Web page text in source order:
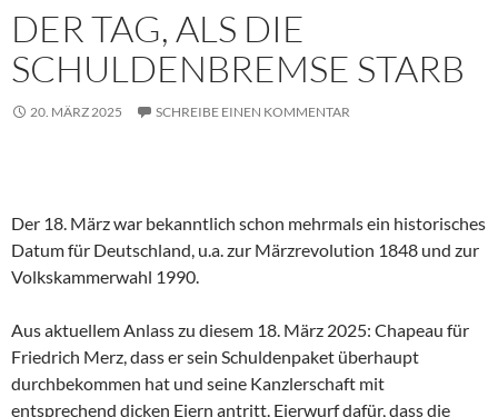
DER TAG, ALS DIE
SCHULDENBREMSE STARB
20. MÄRZ 2025 SCHREIBE EINEN KOMMENTAR
Der 18. März war bekanntlich schon mehrmals ein historisches
Datum für Deutschland, u.a. zur Märzrevolution 1848 und zur
Volkskammerwahl 1990.
Aus aktuellem Anlass zu diesem 18. März 2025: Chapeau für
Friedrich Merz, dass er sein Schuldenpaket überhaupt
durchbekommen hat und seine Kanzlerschaft mit
entsprechend dicken Eiern antritt. Eierwurf dafür, dass die